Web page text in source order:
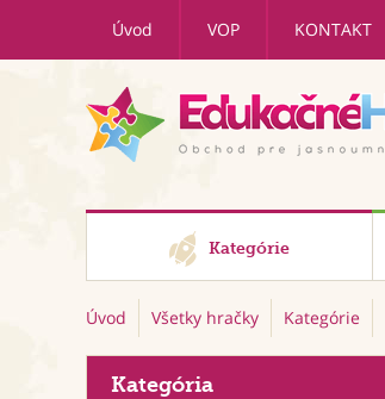
Úvod VOP KONTAKT
Kategórie
Úvod Všetky hračky Kategórie
Kategória